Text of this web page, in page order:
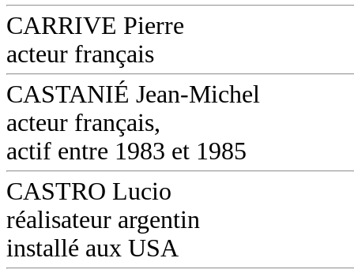
CARRIVE Pierre
acteur français
CASTANIÉ Jean-Michel
acteur français,
actif entre 1983 et 1985
CASTRO Lucio
réalisateur argentin
installé aux USA